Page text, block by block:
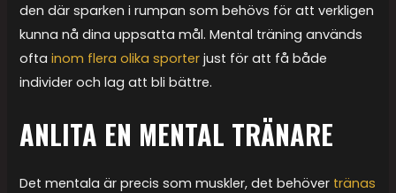
den där sparken i rumpan som behövs för att verkligen
kunna nå dina uppsatta mål. Mental träning används
oftainom flera olika sporter just för att få både
individer och lag att bli bättre.
ANLITA EN MENTAL TRÄNARE
Det mentala är precis som muskler, det behöver tränas